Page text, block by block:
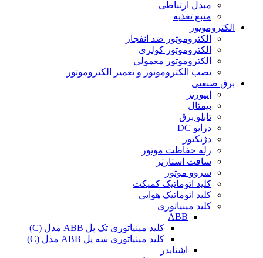
مبدل ارتباطی
منبع تغذیه
الکتروموتور
الکتروموتور ضد انفجار
الکتروموتور کولری
الکتروموتور معمولی
نصب الکتروموتور و تعمیر الکتروموتور
برق صنعتی
اینورتر
بیمتال
تابلو برق
درایو DC
دژنکتور
رله حفاظت موتور
سافت استارتر
سروو موتور
کلید اتوماتیک کمپکت
کلید اتوماتیک هوایی
کلید مینیاتوری
ABB
کلید مینیاتوری تک پل ABB مدل (C)
کلید مینیاتوری سه پل ABB مدل (C)
اشنایدر